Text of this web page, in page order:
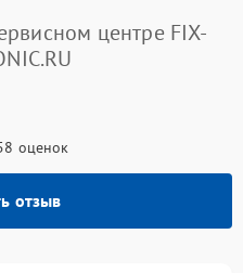
центре FIX-
оценок
отзыв